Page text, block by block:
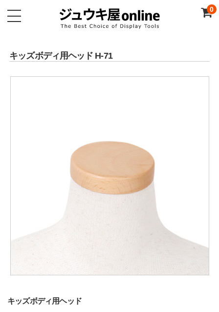
0
キッズボディ用ヘッド H-71
キッズボディ用ヘッド